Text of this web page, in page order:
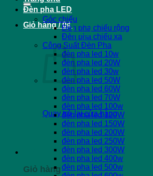
Giỏ hàng /0₫ 0
Quay trở lại cửa hàng
Giỏ hàng
Đèn pha LED
Góc chiếu
Đèn pha chiếu rộng
Đèn pha chiếu xa
Công Suất Đèn Pha
đèn pha led 10w
đèn pha led 20W
đèn pha led 30w
đèn pha led 50W
đèn pha led 60W
đèn pha led 70W
đèn pha led 100w
đèn pha led 120W
đèn pha led 150W
đèn pha led 200W
đèn pha led 250W
đèn pha led 300W
đèn pha led 400w
đèn pha led 500w